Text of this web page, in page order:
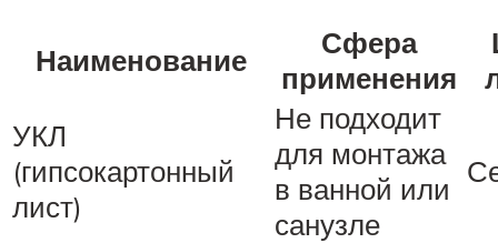
Наименование
Сфера
применения
УКЛ
(гипсокартонный
лист)
Не подходит
для монтажа
в ванной или
санузле